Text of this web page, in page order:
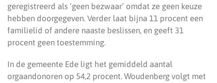
geregistreerd als ‘geen bezwaar’ omdat ze geen keuze
hebben doorgegeven. Verder laat bijna 11 procent een
familielid of andere naaste beslissen, en geeft 31
procent geen toestemming.
In de gemeente Ede ligt het gemiddeld aantal
orgaandonoren op 54,2 procent. Woudenberg volgt met